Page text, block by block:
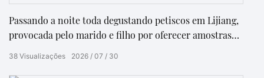
Passando a noite toda degustando petiscos em Lijiang,
provocada pelo marido e filho por oferecer amostras
2026 07 30
38 Visualizações